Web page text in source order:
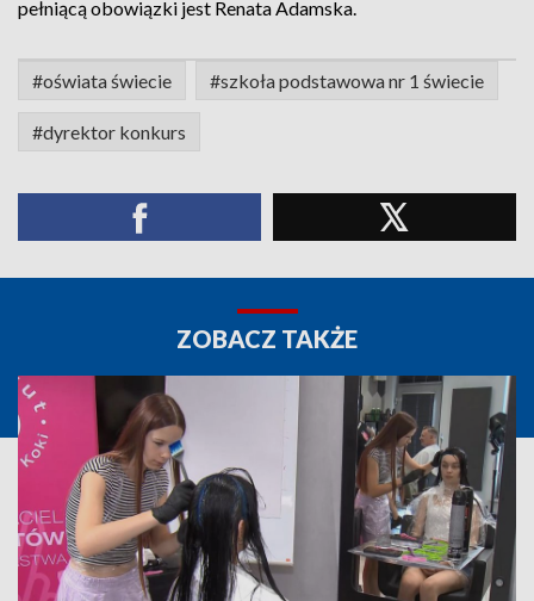
pełniącą obowiązki jest Renata Adamska.
#oświata świecie #szkoła podstawowa nr 1 świecie
#dyrektor konkurs
ZOBACZ TAKŻE